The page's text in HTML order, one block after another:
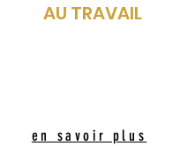
AU TRAVAIL
en savoir plus